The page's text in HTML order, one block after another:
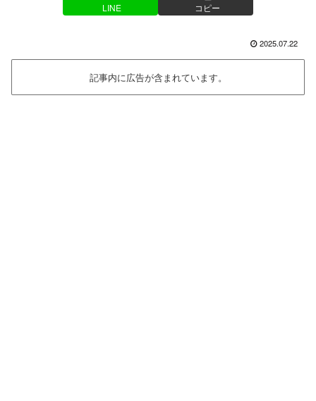
LINE コピー
2025.07.22
記事内に広告が含まれています。